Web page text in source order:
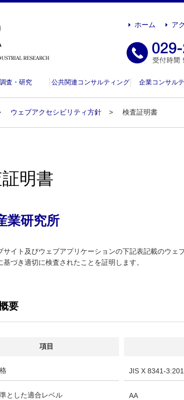
ホーム ア
査・研究 公共関連コンサルティング 企業コンサル
ウェブアクセシビリティ方針 検査証明書
明書
業研究所
サイト及びウェブアプリケーションの下記表記載のウェ
基づき適切に検査されたことを証明します。
要
項目
JIS X 8341-
とした適合レベル AA